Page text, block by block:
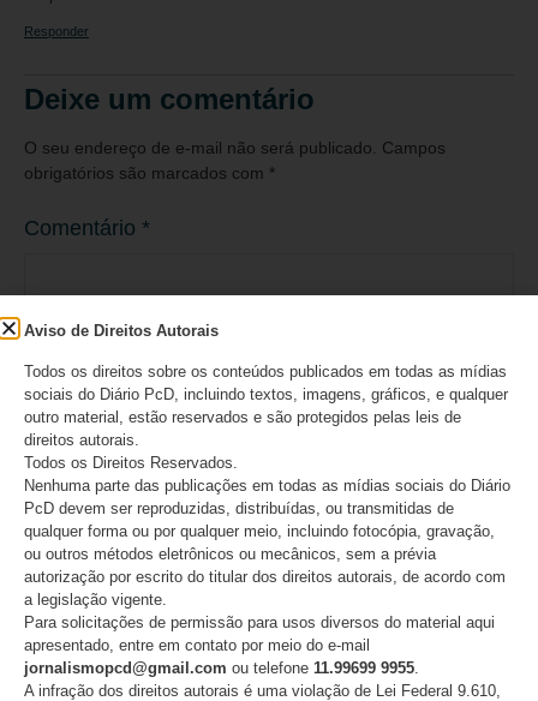
Responder
Deixe um comentário
O seu endereço de e-mail não será publicado. Campos
obrigatórios são marcados com *
Comentário *
Nome *
E-mail*
Aviso de Direitos Autorais
Todos os direitos sobre os conteúdos publicados em todas as mídias
sociais do Diário PcD, incluindo textos, imagens, gráficos, e qualquer
outro material, estão reservados e são protegidos pelas leis de
direitos autorais.
Todos os Direitos Reservados.
Nenhuma parte das publicações em todas as mídias sociais do Diário
PcD devem ser reproduzidas, distribuídas, ou transmitidas de
qualquer forma ou por qualquer meio, incluindo fotocópia, gravação,
ou outros métodos eletrônicos ou mecânicos, sem a prévia
autorização por escrito do titular dos direitos autorais, de acordo com
a legislação vigente.
Para solicitações de permissão para usos diversos do material aqui
apresentado, entre em contato por meio do e-mail
jornalismopcd@gmail.com ou telefone 11.99699 9955
A infração dos direitos autorais é uma violação de Lei Federal 9.610,